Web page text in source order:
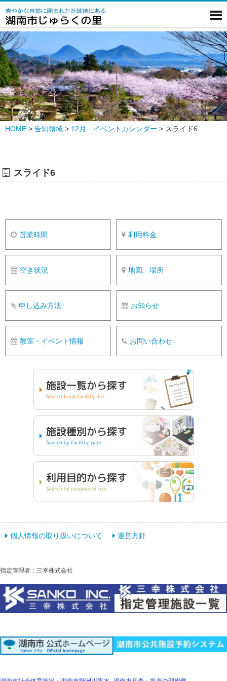
HOME > 告知領域 > 12月 イベントカレンダー > スライド6
スライド6
営業時間 利用料金
空き状況 地図、場所
申し込み方法 お知らせ
教室・イベント情報 お問い合わせ
個人情報の取り扱いについて 運営方針
指定管理者：三幸株式会社